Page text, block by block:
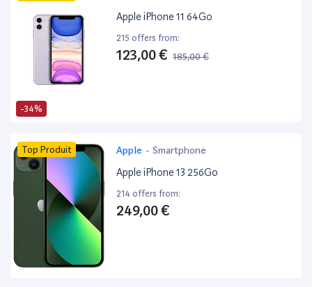
-34%
Apple iPhone 11 64Go
215 offers from:
123,00 € 185,00 €
Top Produit Apple - Smartphone
Apple iPhone 13 256Go
214 offers from:
249,00 €